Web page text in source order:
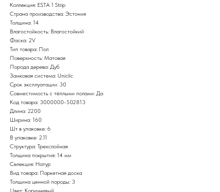
Коллекция: ESTA 1 Strip
Страна производства: Эстония
Толщина: 14
Влагостойкость: Влагостойкий
Фаска: 2V
Тип товара: Пол
Поверхность: Матовая
Порода дерева: Дуб
Замковая система: Uniclic
Срок эксплуатации: 30
Совместимость с тёплыми полами: Да
Код товара: 3000000-502813
Длина: 2200
Ширина: 160
Шт в упаковке: 6
В упаковке: 2.11
Структура: Трехслойная
Толщина покрытия: 14 мм
Селекция: Натур
Вид товара: Паркетная доска
Толщина ценной породы: 3
Цвет: Коричневый